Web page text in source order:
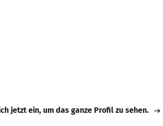
jetzt ein, um das ganze Profil zu sehen.